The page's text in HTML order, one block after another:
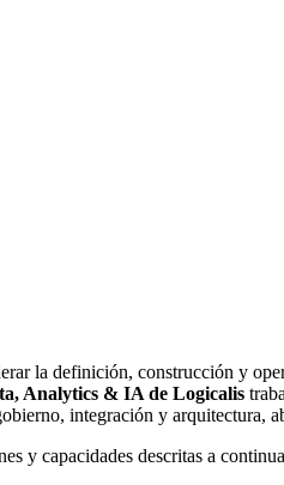
la definición, construcción y
Analytics & IA de Logicalis
integración y arquitectura,
y capacidades descritas a